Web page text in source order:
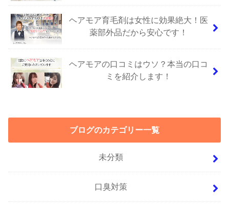
ヘアモア育毛剤は女性に効果絶大！医
薬部外品だから安心です！
ヘアモアの口コミはウソ？本当の口コ
ミを紹介します！
ブログのカテゴリー一覧
未分類
口臭対策